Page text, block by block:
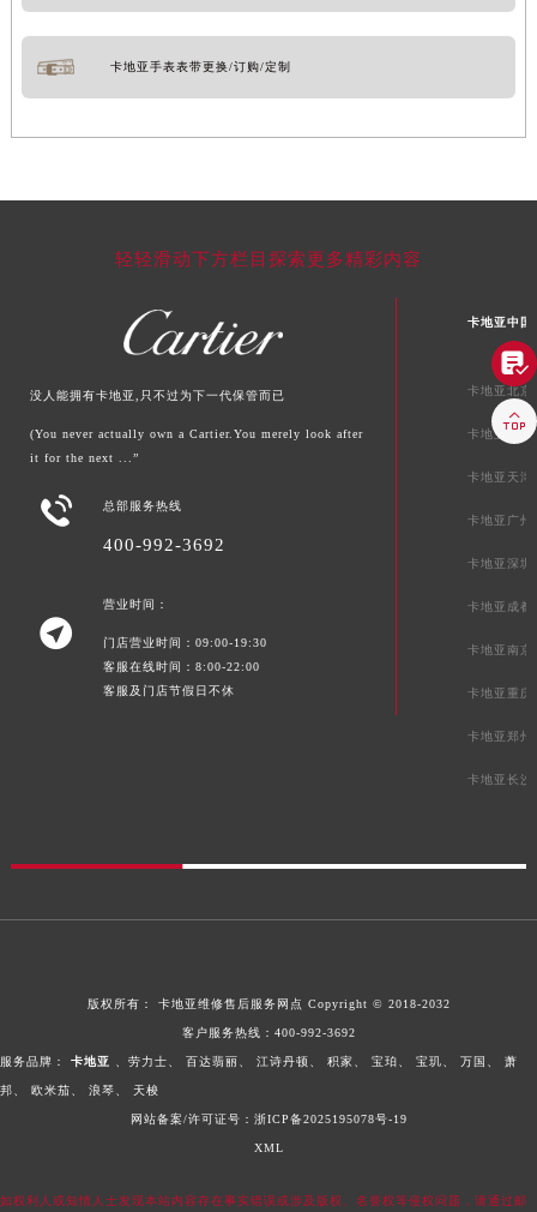
卡地亚手表表带更换/订购/定制
轻轻滑动下方栏目探索更多精彩内容
没人能拥有卡地亚,只不过为下一代保管而已
(You never actually own a Cartier.You merely look after
it for the next ...”
 总部服务热线
400-992-3692

营业时间：
门店营业时间：09:00-19:30
客服在线时间：8:00-22:00
客服及门店节假日不休
卡地亚中国
卡地亚北京
卡地亚上海
卡地亚天津
卡地亚广州
卡地亚深圳
卡地亚成都
卡地亚南京
卡地亚重庆
卡地亚郑州
卡地亚长沙
版权所有： 卡地亚维修售后服务网点 Copyright © 2018-2032
客户服务热线： 400-992-3692
服务品牌： 卡地亚 、劳力士、 百达翡丽、 江诗丹顿、 积家、 宝珀、 宝玑、 万国、 萧
邦、 欧米茄、 浪琴、 天梭
网站备案/许可证号：浙ICP备2025195078号-19
XML
如权利人或知情人士发现本站内容存在事实错误或涉及版权、名誉权等侵权问题，请通过邮

